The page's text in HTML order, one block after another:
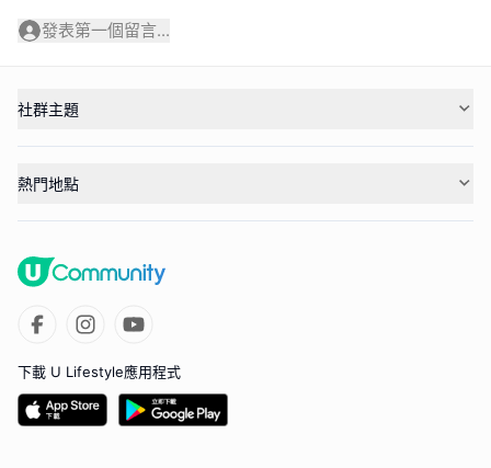
發表第一個留言...
社群主題
熱門地點
下載 U Lifestyle應用程式